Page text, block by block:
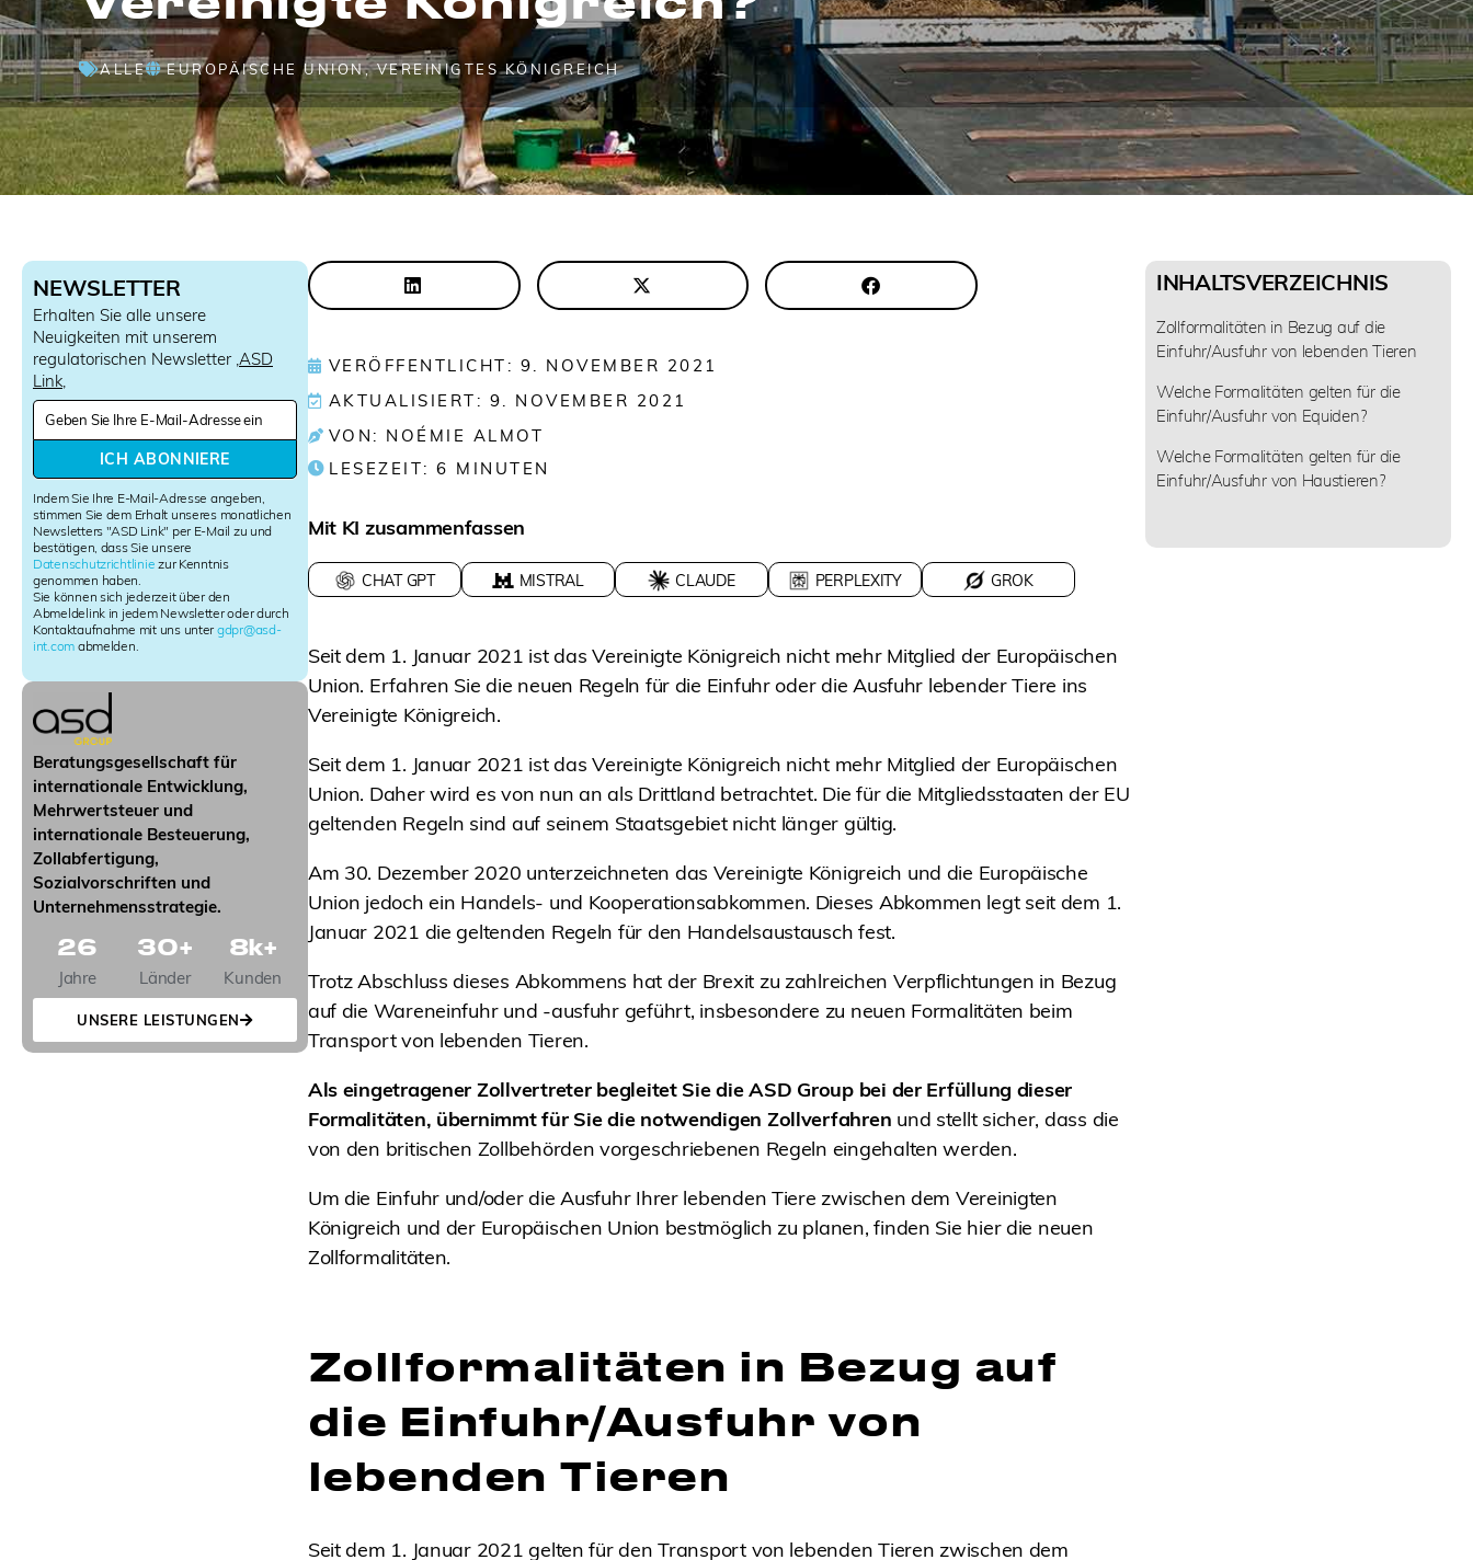
ALLE EUROPÄISCHE UNION,VEREINIGTES KÖNIGREICH
NEWSLETTER
Erhalten Sie alle unsere
Neuigkeiten mit unserem
regulatorischen Newsletter ‚ ASD
Link
N
s
l
e
t
t
e
r
S
i
n
p
Indem Sie Ihre E-Mail-Adresse angeben,
stimmen Sie dem Erhalt unseres monatlichen
Newsletters "ASD Link" per E-Mail zu und
bestätigen, dass Sie unsere
Datenschutzrichtlinie zur Kenntnis
genommen haben.
Sie können sich jederzeit über den
Abmeldelink in jedem Newsletter oder durch
Kontaktaufnahme mit uns unter gdpr@asd-
int.com abmelden.
ICH ABONNIERE
Beratungsgesellschaft für
internationale Entwicklung,
Mehrwertsteuer und
internationale Besteuerung,
Zollabfertigung,
Sozialvorschriften und
Unternehmensstrategie.
Jahre
26
Länder
30+
Kunden
8k+
UNSERE LEISTUNGEN
VERÖFFENTLICHT: 9. NOVEMBER 2021
AKTUALISIERT: 9. NOVEMBER 2021
VON: NOÉMIE ALMOT
LESEZEIT: 6 MINUTEN
Mit KI zusammenfassen
CHAT GPT MISTRAL CLAUDE PERPLEXITY GROK
Seit dem 1. Januar 2021 ist das Vereinigte Königreich nicht mehr Mitglied der Europäischen
Union. Erfahren Sie die neuen Regeln für die Einfuhr oder die Ausfuhr lebender Tiere ins
Vereinigte Königreich.
Seit dem 1. Januar 2021 ist das Vereinigte Königreich nicht mehr Mitglied der Europäischen
Union. Daher wird es von nun an als Drittland betrachtet. Die für die Mitgliedsstaaten der EU
geltenden Regeln sind auf seinem Staatsgebiet nicht länger gültig.
Am 30. Dezember 2020 unterzeichneten das Vereinigte Königreich und die Europäische
Union jedoch ein Handels- und Kooperationsabkommen. Dieses Abkommen legt seit dem 1.
Januar 2021 die geltenden Regeln für den Handelsaustausch fest.
Trotz Abschluss dieses Abkommens hat der Brexit zu zahlreichen Verpflichtungen in Bezug
auf die Wareneinfuhr und -ausfuhr geführt, insbesondere zu neuen Formalitäten beim
Transport von lebenden Tieren.
Als eingetragener Zollvertreter begleitet Sie die ASD Group bei der Erfüllung dieser
Formalitäten, übernimmt für Sie die notwendigen Zollverfahren und stellt sicher, dass die
von den britischen Zollbehörden vorgeschriebenen Regeln eingehalten werden.
Um die Einfuhr und/oder die Ausfuhr Ihrer lebenden Tiere zwischen dem Vereinigten
Königreich und der Europäischen Union bestmöglich zu planen, finden Sie hier die neuen
Zollformalitäten.
Zollformalitäten in Bezug auf
die Einfuhr/Ausfuhr von
lebenden Tieren
Seit dem 1. Januar 2021 gelten für den Transport von lebenden Tieren zwischen dem
INHALTSVERZEICHNIS
Zollformalitäten in Bezug auf die
Einfuhr/Ausfuhr von lebenden Tieren
Welche Formalitäten gelten für die
Einfuhr/Ausfuhr von Equiden?
Welche Formalitäten gelten für die
Einfuhr/Ausfuhr von Haustieren?